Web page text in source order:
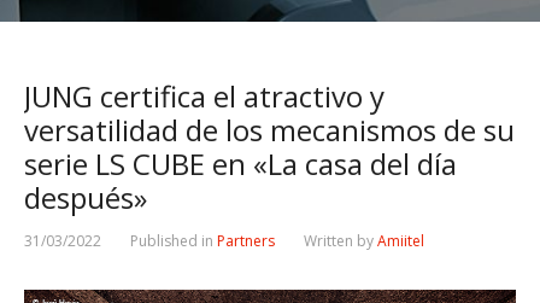
JUNG certifica el atractivo y
versatilidad de los mecanismos de su
serie LS CUBE en «La casa del día
después»
31/03/2022 Published in Partners Written byAmiitel